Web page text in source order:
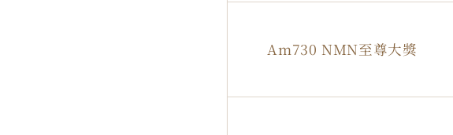
Am730 NMN至尊大獎